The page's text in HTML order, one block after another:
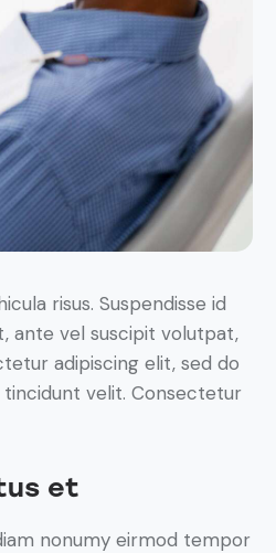
risus. Suspendisse id
ante vel suscipit volutpat,
adipiscing elit, sed do
velit. Consectetur
et
nonumy eirmod tempor